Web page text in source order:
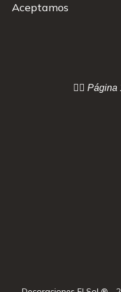
Aceptamos
👇🏻 Página